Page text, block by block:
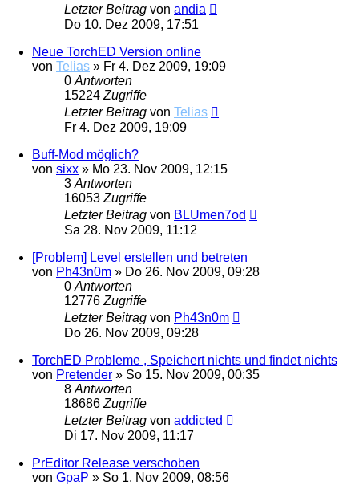
Letzter Beitrag von andia
Do 10. Dez 2009, 17:51
Neue TorchED Version online
von Telias » Fr 4. Dez 2009, 19:09
0 Antworten
15224 Zugriffe
Letzter Beitrag von Telias
Fr 4. Dez 2009, 19:09
Buff-Mod möglich?
von sixx » Mo 23. Nov 2009, 12:15
3 Antworten
16053 Zugriffe
Letzter Beitrag von BLUmen7od
Sa 28. Nov 2009, 11:12
[Problem] Level erstellen und betreten
von Ph43n0m » Do 26. Nov 2009, 09:28
0 Antworten
12776 Zugriffe
Letzter Beitrag von Ph43n0m
Do 26. Nov 2009, 09:28
TorchED Probleme , Speichert nichts und findet nichts
von Pretender » So 15. Nov 2009, 00:35
8 Antworten
18686 Zugriffe
Letzter Beitrag von addicted
Di 17. Nov 2009, 11:17
PrEditor Release verschoben
von GpaP » So 1. Nov 2009, 08:56